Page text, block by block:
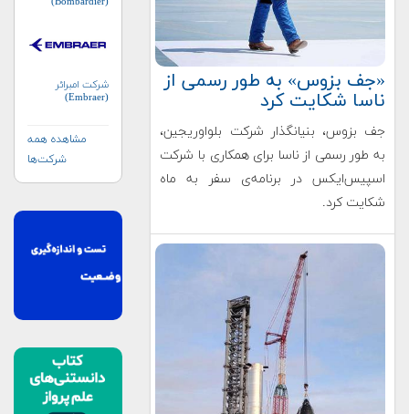
«جف بزوس» به طور رسمی از
ناسا شکایت کرد
جف بزوس، بنیانگذار شرکت بلواوریجین،
به طور رسمی از ناسا برای همکاری با شرکت
اسپیس‌ایکس در برنامه‌ی سفر به ماه
شکایت کرد.
شرکت امبرائر
(Embraer)
مشاهده همه
شرکت‌ها